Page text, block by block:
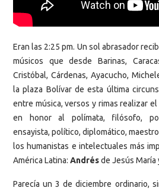
Eran las 2:25 pm. Un sol abrasador
músicos que desde Barinas,
Cristóbal, Cárdenas, Ayacucho,
la plaza Bolívar de esta última
entre música, versos y rimas realizar
en honor al polímata, filósofo,
ensayista, político, diplomático,
los humanistas e intelectuales más
América Latina: Andrésde Jesús María
Parecía un 3 de diciembre ordinario,